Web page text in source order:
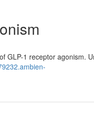
GLP-1 receptor agonism.